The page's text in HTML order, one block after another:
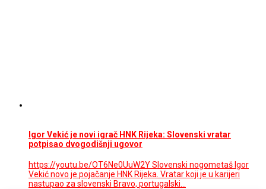
Igor Vekić je novi igrač HNK Rijeka: Slovenski vratar
potpisao dvogodišnji ugovor
https://youtu.be/OT6Ne0UuW2Y Slovenski nogometaš Igor
Vekić novo je pojačanje HNK Rijeka. Vratar koji je u karijeri
nastupao za slovenski Bravo, portugalski…